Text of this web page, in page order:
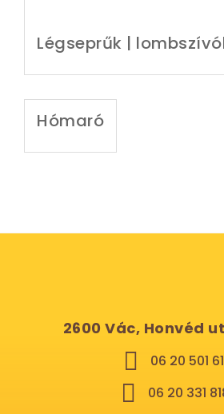
Légseprűk |
Hómaró
2600 Vác, Honvéd
06 20 501
06 20 331